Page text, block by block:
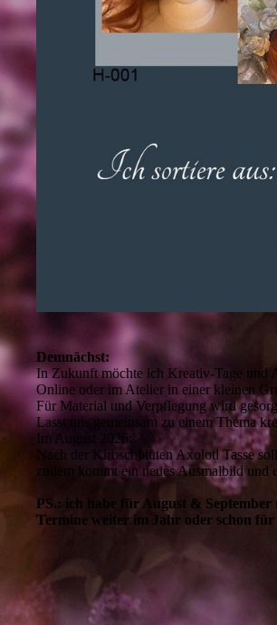
Demnächst:
In Zukunft möchte ich Kreativ-Tage und
Online oder im Atelier in einer kleinen
Für Material und Verpflegung wird
Lasst uns gemeinsam zu einem Thema
Im August 2026:
Nach der Kirbschblüten Axolotl Tasse
zudem kommt ein neues Ausmalbild und
PS.: ich habe für August &
Termine weiter im Jahr oder schon